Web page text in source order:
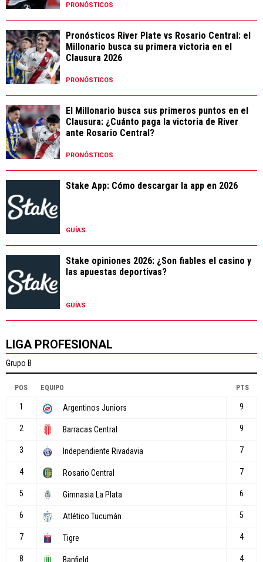
PRONÓSTICOS
Pronósticos River Plate vs Rosario Central: el
Millonario busca su primera victoria en el
Clausura 2026
PRONÓSTICOS
El Millonario busca sus primeros puntos en el
Clausura: ¿Cuánto paga la victoria de River
ante Rosario Central?
PRONÓSTICOS
Stake App: Cómo descargar la app en 2026
GUÍAS
Stake opiniones 2026: ¿Son fiables el casino y
las apuestas deportivas?
GUÍAS
LIGA PROFESIONAL